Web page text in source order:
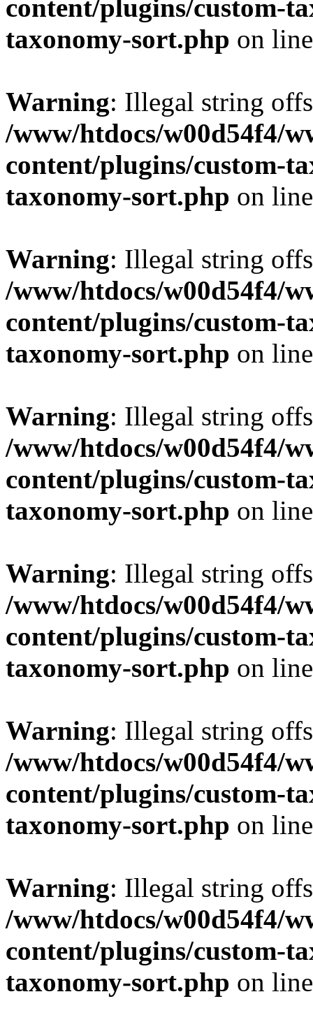
content/plugins/custom-
taxonomy-sort.php on
Warning: Illegal string
/www/htdocs/w00d54f4/
content/plugins/custom-
taxonomy-sort.php on
Warning: Illegal string
/www/htdocs/w00d54f4/
content/plugins/custom-
taxonomy-sort.php on
Warning: Illegal string
/www/htdocs/w00d54f4/
content/plugins/custom-
taxonomy-sort.php on
Warning: Illegal string
/www/htdocs/w00d54f4/
content/plugins/custom-
taxonomy-sort.php on
Warning: Illegal string
/www/htdocs/w00d54f4/
content/plugins/custom-
taxonomy-sort.php on
Warning: Illegal string
/www/htdocs/w00d54f4/
content/plugins/custom-
taxonomy-sort.php on